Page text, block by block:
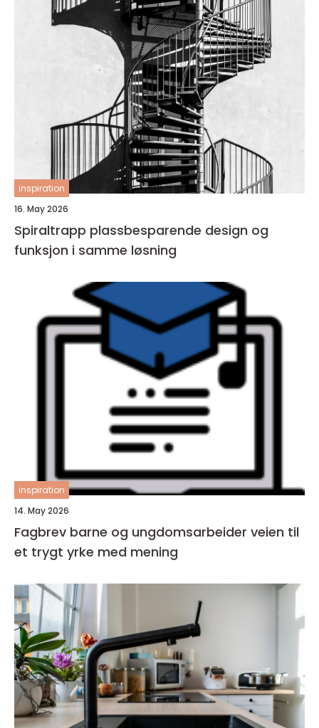
inspiration
16. May 2026
Spiraltrapp plassbesparende design og
funksjon i samme løsning
inspiration
14. May 2026
Fagbrev barne og ungdomsarbeider veien til
et trygt yrke med mening